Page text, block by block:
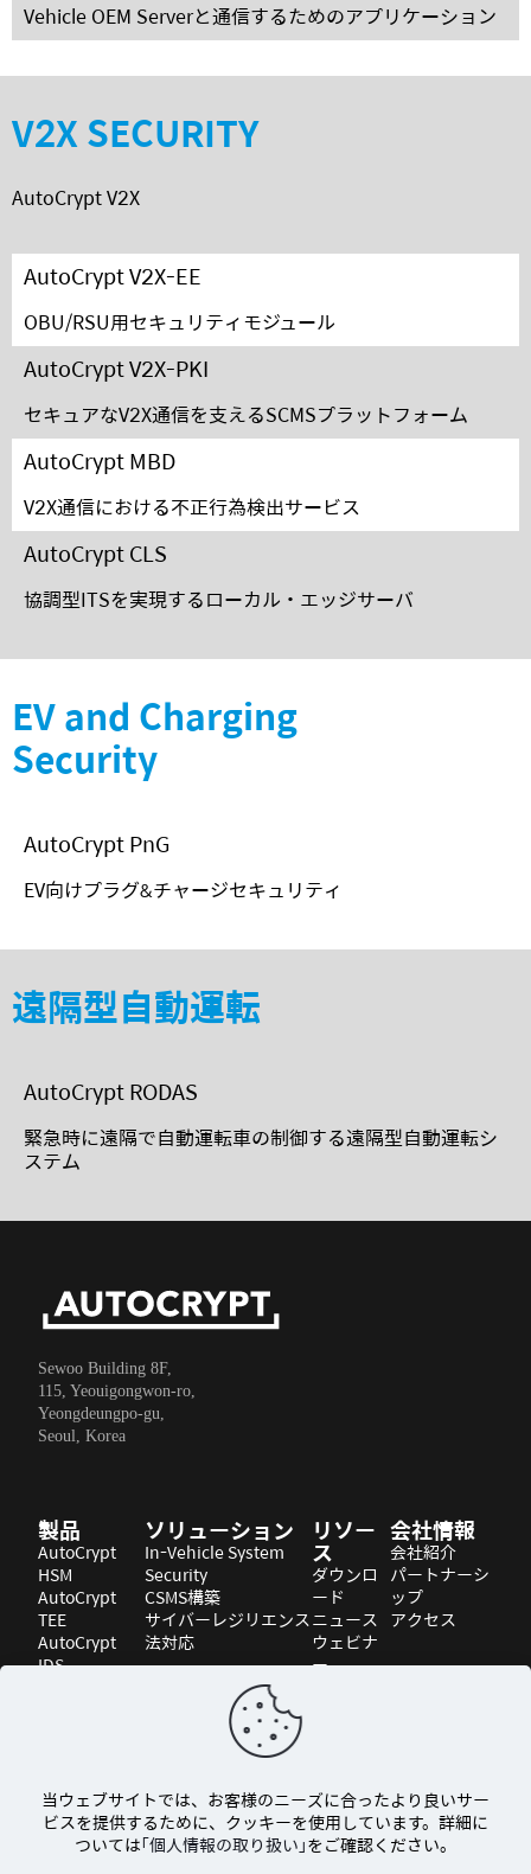
Vehicle OEM Serverと通信するためのアプリケーション
V2X SECURITY
AutoCrypt V2X
AutoCrypt V2X-EE
OBU/RSU用セキュリティモジュール
AutoCrypt V2X-PKI
セキュアなV2X通信を支えるSCMSプラットフォーム
AutoCrypt MBD
V2X通信における不正行為検出サービス
AutoCrypt CLS
協調型ITSを実現するローカル・エッジサーバ
EV and Charging
Security
AutoCrypt PnG
EV向けプラグ&チャージセキュリティ
遠隔型自動運転
AutoCrypt RODAS
緊急時に遠隔で自動運転車の制御する遠隔型自動運転シ
ステム
Sewoo Building 8F,
115, Yeouigongwon-ro,
Yeongdeungpo-gu,
Seoul, Korea
製品
AutoCrypt
HSM
AutoCrypt
TEE
AutoCrypt
IDS
ソリューション
In-Vehicle System
Security
CSMS構築
サイバーレジリエンス
法対応
リソー
ス
ダウンロ
ード
ニュース
ウェビナ
ー
会社情報
会社紹介
パートナーシ
ップ
アクセス
© 2026 AUTOCRYPT Co., Ltd. All rights reserved.
当ウェブサイトでは、お客様のニーズに合ったより良いサー
ビスを提供するために、クッキーを使用しています。詳細に
ついては「個人情報の取り扱い」をご確認ください。